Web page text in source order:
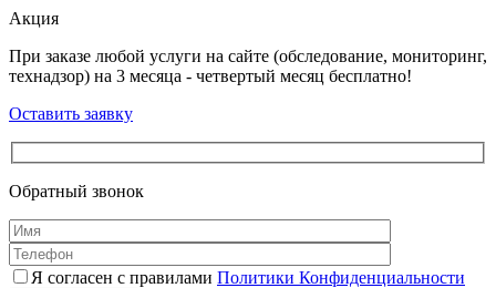
Акция
При заказе любой услуги на сайте (обследование, мониторинг,
технадзор) на 3 месяца - четвертый месяц бесплатно!
Оставить заявку
Обратный звонок
Я согласен с правилами Политики Конфиденциальности